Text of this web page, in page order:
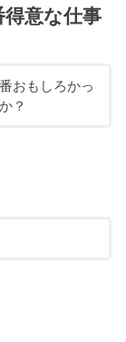
意な仕事
おもしろかっ
？